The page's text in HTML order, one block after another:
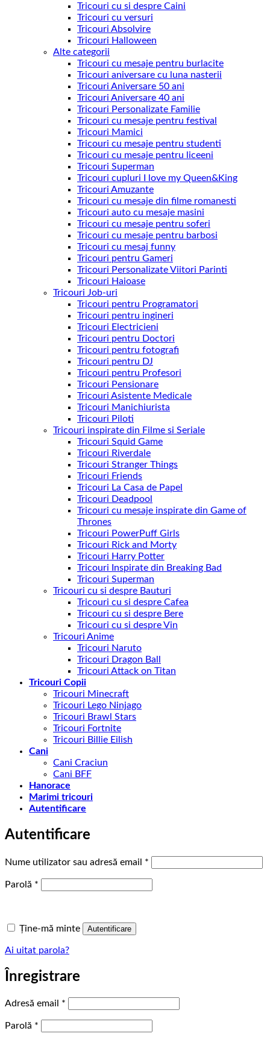
Tricouri cu si despre Caini
Tricouri cu versuri
Tricouri Absolvire
Tricouri Halloween
Alte categorii
Tricouri cu mesaje pentru burlacite
Tricouri aniversare cu luna nasterii
Tricouri Aniversare 50 ani
Tricouri Aniversare 40 ani
Tricouri Personalizate Familie
Tricouri cu mesaje pentru festival
Tricouri Mamici
Tricouri cu mesaje pentru studenti
Tricouri cu mesaje pentru liceeni
Tricouri Superman
Tricouri cupluri I love my Queen&King
Tricouri Amuzante
Tricouri cu mesaje din filme romanesti
Tricouri auto cu mesaje masini
Tricouri cu mesaje pentru soferi
Tricouri cu mesaje pentru barbosi
Tricouri cu mesaj funny
Tricouri pentru Gameri
Tricouri Personalizate Viitori Parinti
Tricouri Haioase
Tricouri Job-uri
Tricouri pentru Programatori
Tricouri pentru ingineri
Tricouri Electricieni
Tricouri pentru Doctori
Tricouri pentru fotografi
Tricouri pentru DJ
Tricouri pentru Profesori
Tricouri Pensionare
Tricouri Asistente Medicale
Tricouri Manichiurista
Tricouri Piloti
Tricouri inspirate din Filme si Seriale
Tricouri Squid Game
Tricouri Riverdale
Tricouri Stranger Things
Tricouri Friends
Tricouri La Casa de Papel
Tricouri Deadpool
Tricouri cu mesaje inspirate din Game of
Thrones
Tricouri PowerPuff Girls
Tricouri Rick and Morty
Tricouri Harry Potter
Tricouri Inspirate din Breaking Bad
Tricouri Superman
Tricouri cu si despre Bauturi
Tricouri cu si despre Cafea
Tricouri cu si despre Bere
Tricouri cu si despre Vin
Tricouri Anime
Tricouri Naruto
Tricouri Dragon Ball
Tricouri Attack on Titan
Tricouri Copii
Tricouri Minecraft
Tricouri Lego Ninjago
Tricouri Brawl Stars
Tricouri Fortnite
Tricouri Billie Eilish
Cani
Cani Craciun
Cani BFF
Hanorace
Marimi tricouri
Autentificare
Autentificare
Nume utilizator sau adresă email *
Parolă *
Ține-mă minte Autentificare
Ai uitat parola?
Înregistrare
Adresă email *
Parolă *